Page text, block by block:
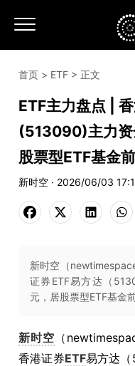
首页 > ETF > 正文
ETF主力盘点 |
(513090)主力
股票型ETF基金
新时空 · 2026/06/03
新时空（
证券ETF易方达（
元，居股票型ETF基金前
新时空 （
香港证券ETF易方达（